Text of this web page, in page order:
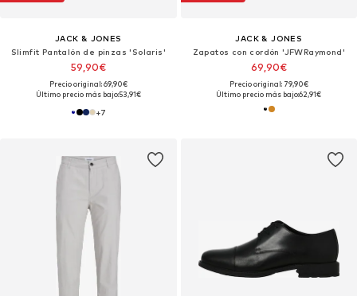
JACK & JONES
Slimfit Pantalón de pinzas 'Solaris'
59,90€
Precio original: 69,90€
Último precio más bajo:53,91€
+7
JACK & JONES
Zapatos con cordón 'JFWRaymond'
69,90€
Precio original: 79,90€
Último precio más bajo:62,91€